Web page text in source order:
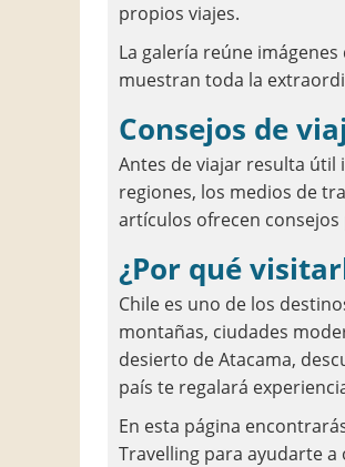
propios viajes.
La galería reúne
muestran toda la
Consejos de
Antes de viajar resulta útil
regiones, los medios de
artículos ofrecen
¿Por qué
Chile es uno de los
montañas, ciudades
desierto de Atacama,
país te regalará
En esta página
Travelling para ayudarte